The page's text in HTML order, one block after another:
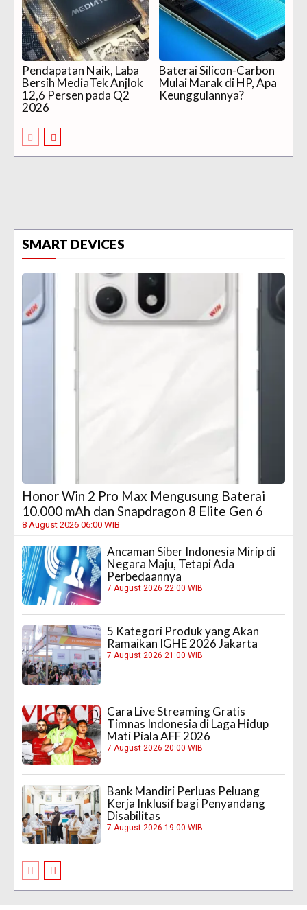
Pendapatan Naik, Laba
Bersih MediaTek Anjlok
12,6 Persen pada Q2
2026
Baterai Silicon-Carbon
Mulai Marak di HP, Apa
Keunggulannya?
SMART DEVICES
Honor Win 2 Pro Max Mengusung Baterai
10.000 mAh dan Snapdragon 8 Elite Gen 6
8 August 2026 06:00 WIB
Ancaman Siber Indonesia Mirip di
Negara Maju, Tetapi Ada
Perbedaannya
7 August 2026 22:00 WIB
5 Kategori Produk yang Akan
Ramaikan IGHE 2026 Jakarta
7 August 2026 21:00 WIB
Cara Live Streaming Gratis
Timnas Indonesia di Laga Hidup
Mati Piala AFF 2026
7 August 2026 20:00 WIB
Bank Mandiri Perluas Peluang
Kerja Inklusif bagi Penyandang
Disabilitas
7 August 2026 19:00 WIB